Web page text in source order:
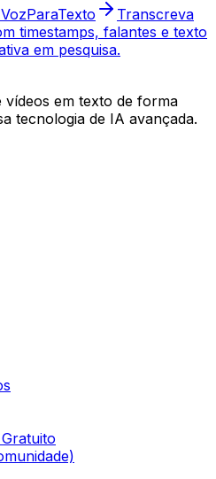
Transcreva
timestamps, falantes e texto
em pesquisa.
vídeos em texto de forma
tecnologia de IA avançada.